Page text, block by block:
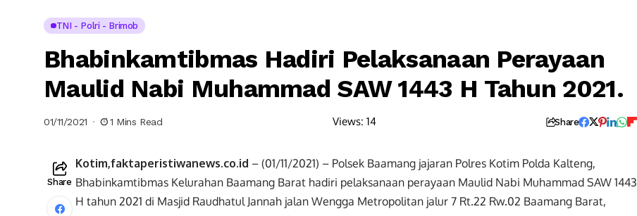
TNI - Polri - Brimob
Bhabinkamtibmas Hadiri Pelaksanaan Perayaan
Maulid Nabi Muhammad SAW 1443 H Tahun 2021.
01/11/2021 1 Mins Read Views: 14 Share
Share
Kotim,faktaperistiwanews.co.id – (01/11/2021) – Polsek Baamang jajaran Polres Kotim Polda Kalteng,
Bhabinkamtibmas Kelurahan Baamang Barat hadiri pelaksanaan perayaan Maulid Nabi Muhammad SAW 1443
H tahun 2021 di Masjid Raudhatul Jannah jalan Wengga Metropolitan jalur 7 Rt.22 Rw.02 Baamang Barat,